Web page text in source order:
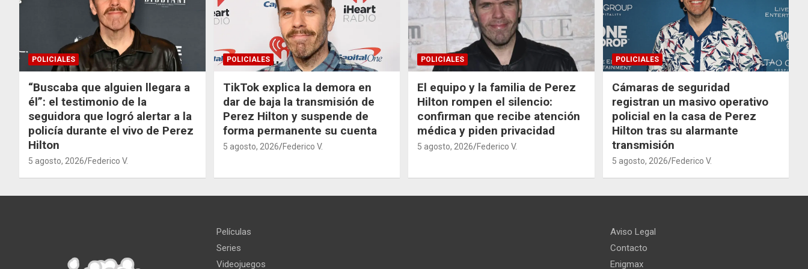
POLICIALES
“Buscaba que alguien llegara a
él”: el testimonio de la
seguidora que logró alertar a la
policía durante el vivo de Perez
Hilton
5 agosto, 2026 Federico V.
POLICIALES
TikTok explica la demora en
dar de baja la transmisión de
Perez Hilton y suspende de
forma permanente su cuenta
5 agosto, 2026 Federico V.
POLICIALES
El equipo y la familia de Perez
Hilton rompen el silencio:
confirman que recibe atención
médica y piden privacidad
5 agosto, 2026 Federico V.
POLICIALES
Cámaras de seguridad
registran un masivo operativo
policial en la casa de Perez
Hilton tras su alarmante
transmisión
5 agosto, 2026 Federico V.
Películas
Series
Videojuegos
Aviso Legal
Contacto
Enigmax